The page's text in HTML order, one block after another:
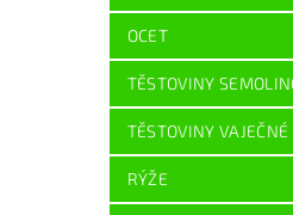
OCET
TĚSTOVINY
TĚSTOVINY VAJEČNÉ
RÝŽE